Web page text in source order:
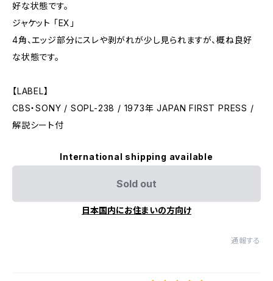
好な状態です。
ジャケット 「EX」
4角、エッジ部分にスレや剥がれが少し見られますが、概ね良好
な状態です。
【LABEL】
CBS・SONY / SOPL-238 / 1973年 JAPAN FIRST PRESS /
解説シート付
International shipping available
Sold out
日本国内にお住まいの方向け
通報する